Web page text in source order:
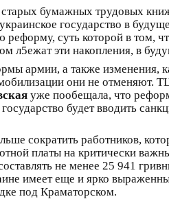
бумажных трудовых
государство в
реформу, суть которой в том,
л5ежат эти накопления, в
армии, а также изменения,
они не
уже пообещала, что
будет вводить
сократить работников,
платы на критически
не менее 25 941
имеет еще и ярко
под Краматорском.